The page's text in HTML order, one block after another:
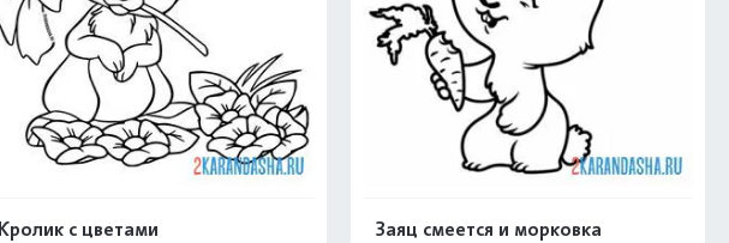
Кролик с цветами Заяц смеется и морковка